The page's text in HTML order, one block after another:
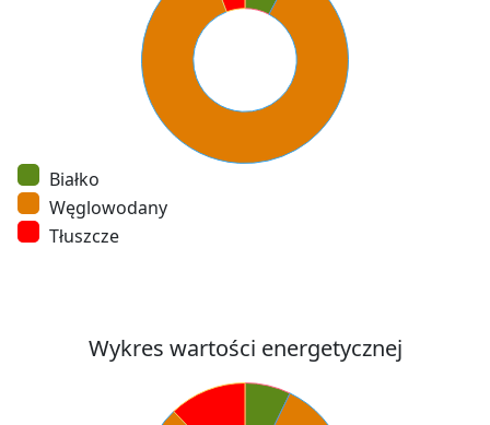
Białko
Węglowodany
Tłuszcze
Wykres wartości energetycznej